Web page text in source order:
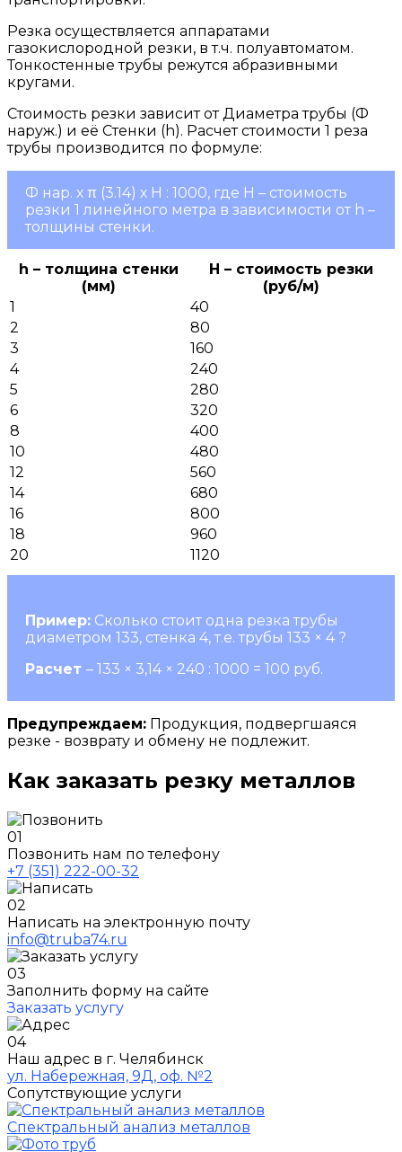
Резка осуществляется аппаратами
газокислородной резки, в т.ч. полуавтоматом.
Тонкостенные трубы режутся абразивными
кругами.
Стоимость резки зависит от Диаметра трубы (Ф
наруж.) и её Стенки (h). Расчет стоимости 1 реза
трубы производится по формуле:
Ф нар. х π (3.14) х Н : 1000, где Н – стоимость
резки 1 линейного метра в зависимости от h –
толщины стенки.
h – толщина стенки
(мм)
H – стоимость резки
(руб/м)
1
40
2
80
3
160
4
240
5
280
6
320
8
400
10
480
12
560
14
680
16
800
18
960
20
1120
Пример: Сколько стоит одна резка трубы
диаметром 133, стенка 4, т.е. трубы 133 × 4 ?
Расчет – 133 × 3,14 × 240 : 1000 = 100 руб.
Предупреждаем: Продукция, подвергшаяся
резке - возврату и обмену не подлежит.
Как заказать резку металлов
01
Позвонить нам по телефону
+7 (351) 222-00-32
02
Написать на электронную почту
info@truba74.ru
03
Заполнить форму на сайте
Заказать услугу
04
Наш адрес в г. Челябинск
ул. Набережная, 9Д, оф. №2
Сопутствующие услуги
Спектральный анализ металлов